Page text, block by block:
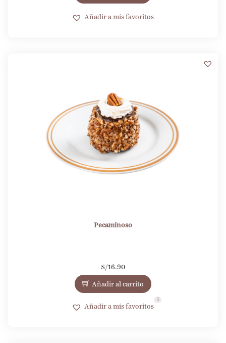
Añadir a mis favoritos
Pecaminoso
S/16.90
Añadir al carrito
Añadir a mis favoritos
1